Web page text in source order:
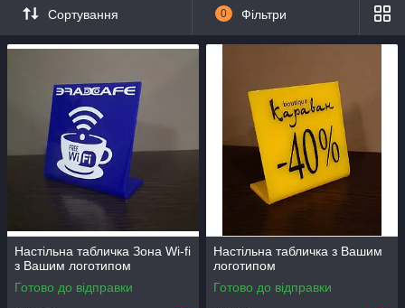
Сортування 0 Фільтри
Настільна табличка Зона Wi-fi
з Вашим логотипом
Готово до відправки
Настільна табличка з Вашим
логотипом
Готово до відправки